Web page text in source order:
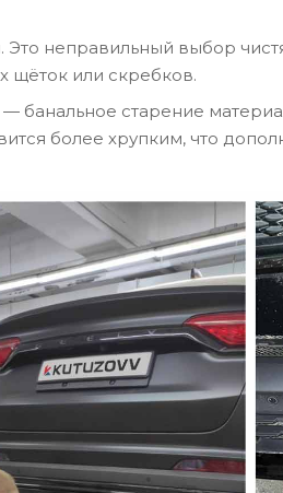
неправильный выбор
щёток или скребков.
банальное старение
более хрупким, что